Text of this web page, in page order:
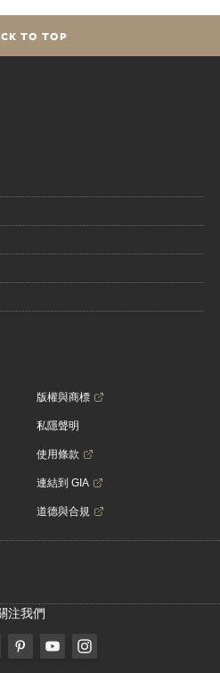
TO TOP
版權與商標
私隱聲明
使用條款
連結到 GIA
道德與合規
注我們